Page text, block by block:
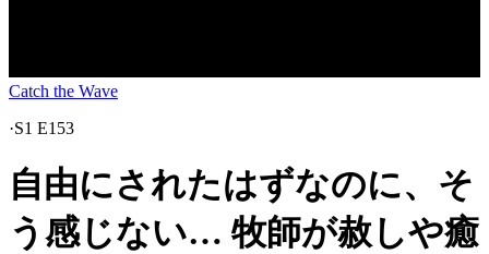
Catch the Wave
·S1 E153
自由にされたはずなのに、そ
う感じない… 牧師が赦しや癒